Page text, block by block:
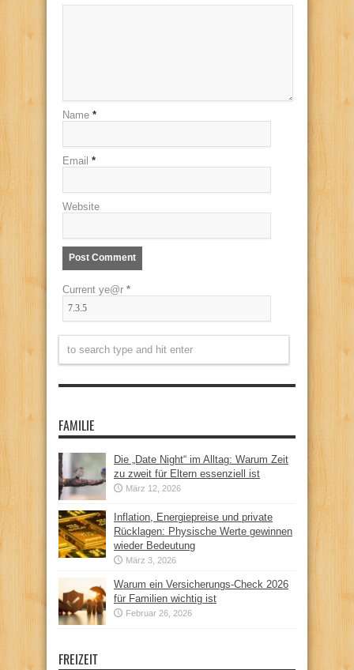
Name *
Email *
Website
Current ye@r *
FAMILIE
Die „Date Night“ im Alltag: Warum Zeit
zu zweit für Eltern essenziell ist
März 12, 2026
Inflation, Energiepreise und private
Rücklagen: Physische Werte gewinnen
wieder Bedeutung
März 3, 2026
Warum ein Versicherungs-Check 2026
für Familien wichtig ist
Februar 26, 2026
FREIZEIT